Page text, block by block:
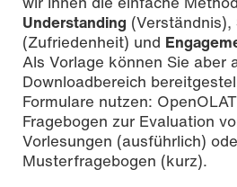
Understanding (Verständnis),
(Zufriedenheit) und
Als Vorlage können Sie aber
Downloadbereich
Formulare nutzen:
Fragebogen zur Evaluation
Vorlesungen (ausführlich)
Musterfragebogen (kurz).